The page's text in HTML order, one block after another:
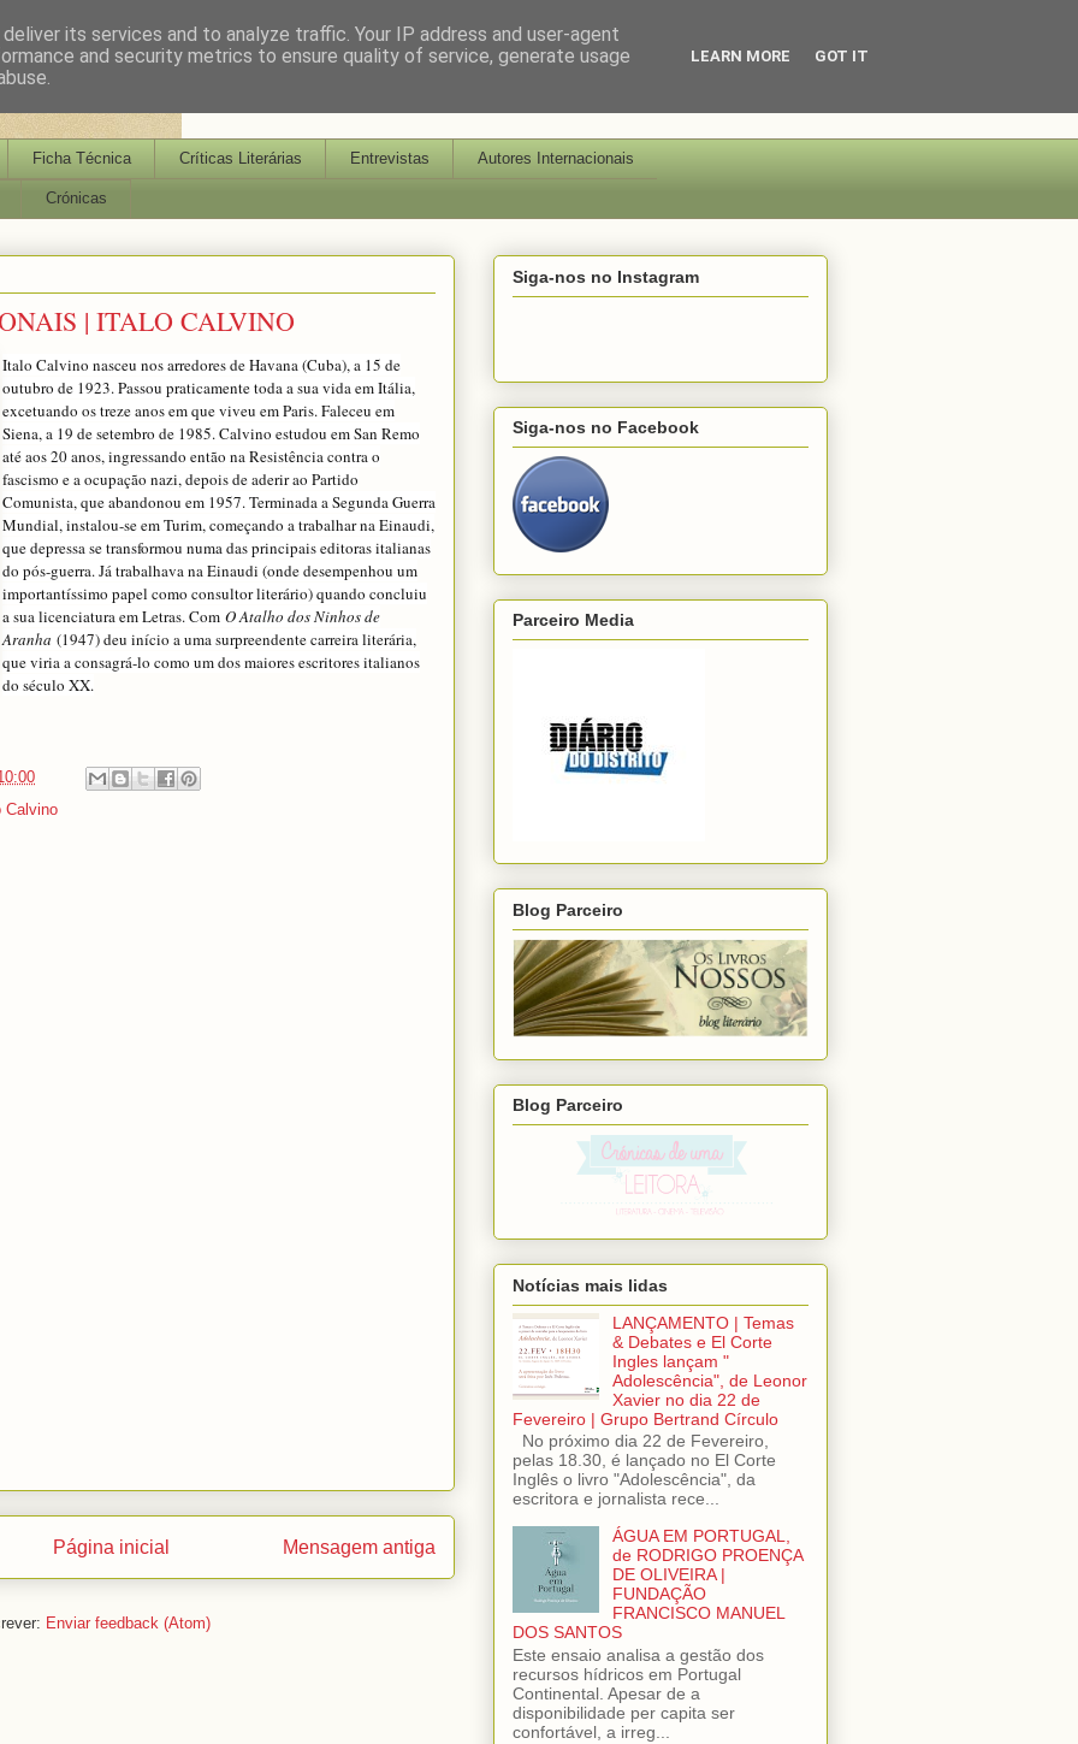
Ficha Técnica Críticas Literárias Entrevistas Autores Internacionais
Crónicas
| ITALO CALVINO
Italo Calvino nasceu nos arredores de Havana (Cuba), a 15 de
outubro de 1923. Passou praticamente toda a sua vida em Itália,
excetuando os treze anos em que viveu em Paris. Faleceu em
Siena, a 19 de setembro de 1985. Calvino estudou em San Remo
até aos 20 anos, ingressando então na Resistência contra o
fascismo e a ocupação nazi, depois de aderir ao Partido
Comunista, que abandonou em 1957. Terminada a Segunda Guerra
Mundial, instalou-se em Turim, começando a trabalhar na Einaudi,
que depressa se transformou numa das principais editoras italianas
do pós-guerra. Já trabalhava na Einaudi (onde desempenhou um
importantíssimo papel como consultor literário) quando concluiu
a sua licenciatura em Letras. Com O Atalho dos Ninhos de
Aranha (1947) deu início a uma surpreendente carreira literária,
que viria a consagrá-lo como um dos maiores escritores italianos
do século XX.
Calvino
Mensagem antiga
Página inicial
Enviar feedback (Atom)
Siga-nos no Instagram
Siga-nos no Facebook
Parceiro Media
Blog Parceiro
Blog Parceiro
Notícias mais lidas
LANÇAMENTO | Temas
& Debates e El Corte
Ingles lançam "
Adolescência", de Leonor
Xavier no dia 22 de
Fevereiro | Grupo Bertrand Círculo
No próximo dia 22 de Fevereiro,
pelas 18.30, é lançado no El Corte
Inglês o livro "Adolescência", da
escritora e jornalista rece...
ÁGUA EM PORTUGAL,
de RODRIGO PROENÇA
DE OLIVEIRA |
FUNDAÇÃO
FRANCISCO MANUEL
DOS SANTOS
Este ensaio analisa a gestão dos
recursos hídricos em Portugal
Continental. Apesar de a
disponibilidade per capita ser
confortável, a irreg...
its services and to analyze traffic. Your IP address and user-agent
and security metrics to ensure quality of service, generate usage
LEARN MORE GOT IT